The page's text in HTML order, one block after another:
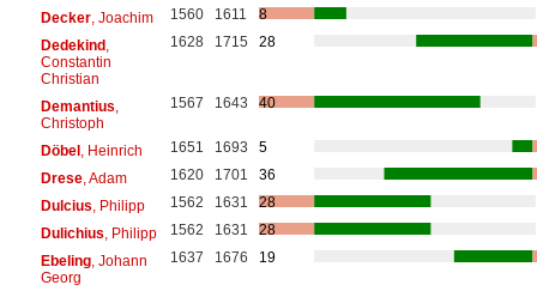
Decker, Joachim 1560 1611
8
Dedekind,
Constantin
Christian
1628 1715 28
Demantius
Christoph
1567 1643 40
Döbel, Heinrich 1651 1693
5
Drese, Adam 1620 1701
36
Dulcius , Philipp 1562 1631
28
Dulichius , Philipp 1562 1631
28
Ebeling, Johann
Georg
1637 1676 19